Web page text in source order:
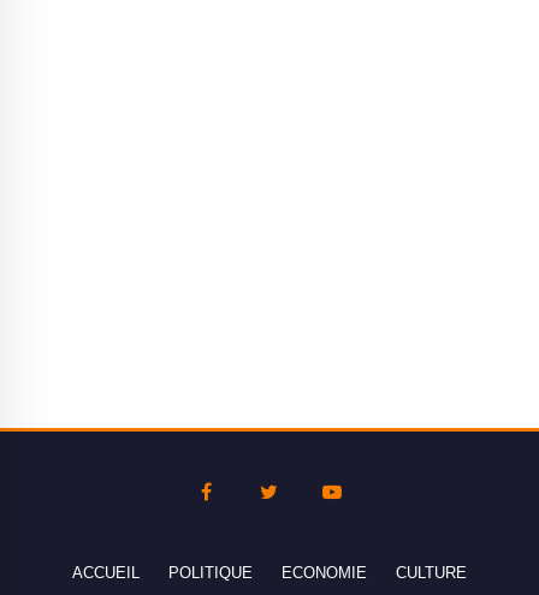
ACCUEIL POLITIQUE ECONOMIE CULTURE